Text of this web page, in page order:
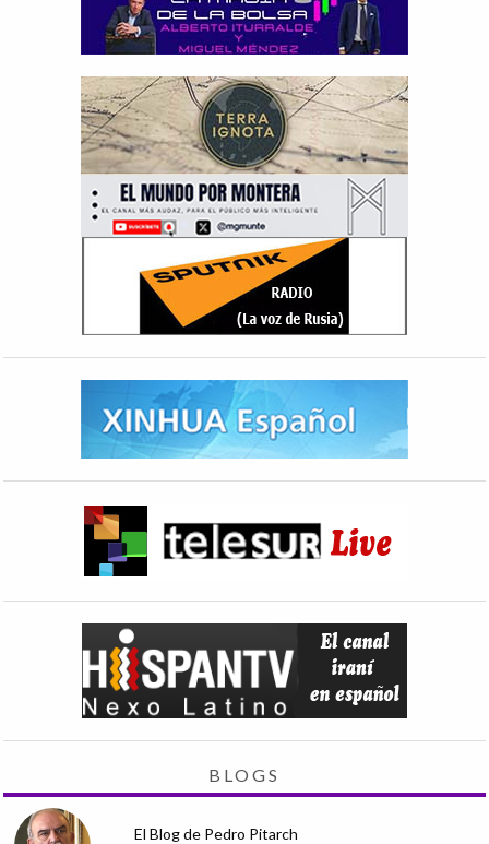
BLOGS
El Blog de Pedro Pitarch